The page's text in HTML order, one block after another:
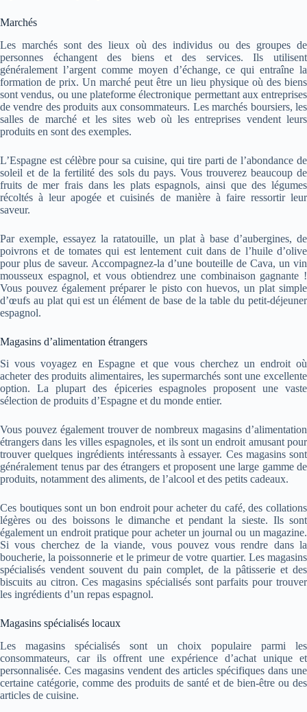
Marchés
Les marchés sont des lieux où des individus ou des groupes de
personnes échangent des biens et des services. Ils utilisent
généralement l’argent comme moyen d’échange, ce qui entraîne la
formation de prix. Un marché peut être un lieu physique où des biens
sont vendus, ou une plateforme électronique permettant aux entreprises
de vendre des produits aux consommateurs. Les marchés boursiers, les
salles de marché et les sites web où les entreprises vendent leurs
produits en sont des exemples.
L’Espagne est célèbre pour sa cuisine, qui tire parti de l’abondance de
soleil et de la fertilité des sols du pays. Vous trouverez beaucoup de
fruits de mer frais dans les plats espagnols, ainsi que des légumes
récoltés à leur apogée et cuisinés de manière à faire ressortir leur
saveur.
Par exemple, essayez la ratatouille, un plat à base d’aubergines, de
poivrons et de tomates qui est lentement cuit dans de l’huile d’olive
pour plus de saveur. Accompagnez-la d’une bouteille de Cava, un vin
mousseux espagnol, et vous obtiendrez une combinaison gagnante !
Vous pouvez également préparer le pisto con huevos, un plat simple
d’œufs au plat qui est un élément de base de la table du petit-déjeuner
espagnol.
Magasins d’alimentation étrangers
Si vous voyagez en Espagne et que vous cherchez un endroit où
acheter des produits alimentaires, les supermarchés sont une excellente
option. La plupart des épiceries espagnoles proposent une vaste
sélection de produits d’Espagne et du monde entier.
Vous pouvez également trouver de nombreux magasins d’alimentation
étrangers dans les villes espagnoles, et ils sont un endroit amusant pour
trouver quelques ingrédients intéressants à essayer. Ces magasins sont
généralement tenus par des étrangers et proposent une large gamme de
produits, notamment des aliments, de l’alcool et des petits cadeaux.
Ces boutiques sont un bon endroit pour acheter du café, des collations
légères ou des boissons le dimanche et pendant la sieste. Ils sont
également un endroit pratique pour acheter un journal ou un magazine.
Si vous cherchez de la viande, vous pouvez vous rendre dans la
boucherie, la poissonnerie et le primeur de votre quartier. Les magasins
spécialisés vendent souvent du pain complet, de la pâtisserie et des
biscuits au citron. Ces magasins spécialisés sont parfaits pour trouver
les ingrédients d’un repas espagnol.
Magasins spécialisés locaux
Les magasins spécialisés sont un choix populaire parmi les
consommateurs, car ils offrent une expérience d’achat unique et
personnalisée. Ces magasins vendent des articles spécifiques dans une
certaine catégorie, comme des produits de santé et de bien-être ou des
articles de cuisine.